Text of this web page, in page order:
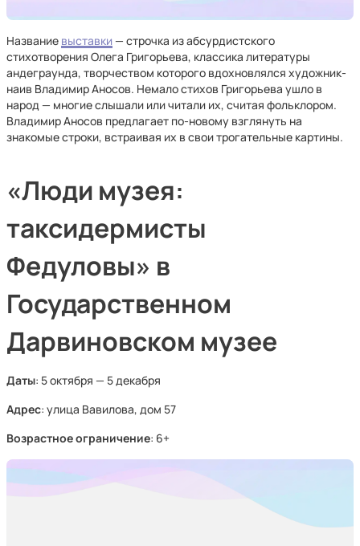
Название выставки — строчка из абсурдистского
стихотворения Олега Григорьева, классика литературы
андеграунда, творчеством которого вдохновлялся художник-
наив Владимир Аносов. Немало стихов Григорьева ушло в
народ — многие слышали или читали их, считая фольклором.
Владимир Аносов предлагает по-новому взглянуть на
знакомые строки, встраивая их в свои трогательные картины.
«Люди музея:
таксидермисты
Федуловы» в
Государственном
Дарвиновском музее
Даты: 5 октября — 5 декабря
Адрес: улица Вавилова, дом 57
Возрастное ограничение: 6+